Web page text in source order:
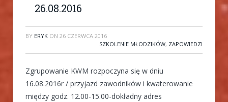
26.08.2016
BY ERYK ON 26 CZERWCA 2016
SZKOLENIE MŁODZIKÓW, ZAPOWIEDZI
Zgrupowanie KWM rozpoczyna się w dniu
16.08.2016r / przyjazd zawodników i kwaterowanie
między godz. 12.00-15.00-dokładny adres